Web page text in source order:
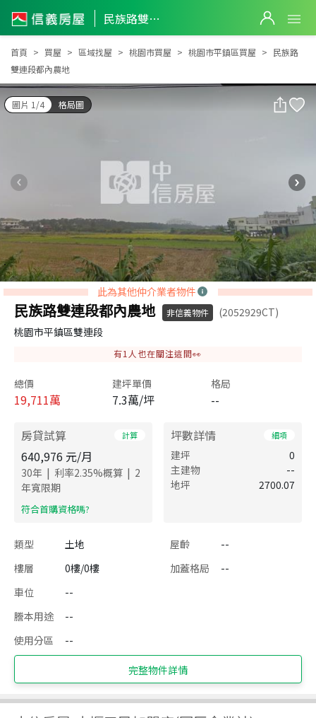
民族路雙連段都內農地
民族路雙連段都內農地
首頁 買屋 區域找屋 桃園市買屋 桃園市平鎮區買屋
民族路
雙連段都內農地
圖片 1/4 格局圖
此為其他仲介業者物件
民族路雙連段都內農地 非信義物件
(2052929CT)
桃園市平鎮區雙連段
有1 人也在關注這間👀
總價
19,711萬
建坪單價
7.3萬/坪
格局
--
房貸試算 計算
640,976 元/月
30年 | 利率2.35%概算 | 2
年寬限期
​符合首購資格嗎?
坪數詳情 細項
建坪
0
主建物
--
地坪
2700.07
類型 土地 屋齡
--
樓層
0樓/0樓 加蓋格局
--
車位
--
謄本用途
--
使用分區
--
完整物件詳情